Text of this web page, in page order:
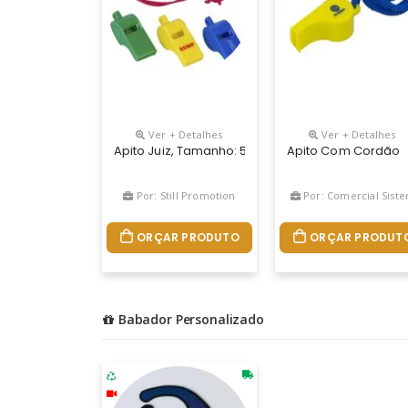
Ver + Detalhes
Apito Juiz, Tamanho: 5,5cm X 2,3cm X 2cm, O
Por: Still Promotion
ORÇAR PRODUTO
Ver + Detalhes
Apito Com Cordão
Por: Comercial
ORÇAR
Babador Personalizado